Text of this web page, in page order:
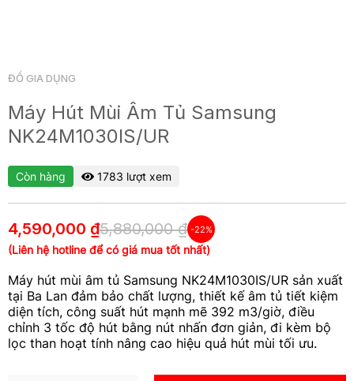
ĐỒ GIA DỤNG
Máy Hút Mùi Âm Tủ Samsung
NK24M1030IS/UR
Còn hàng 1783 lượt xem
4,590,000 ₫5,880,000 ₫ -22%
(Liên hệ hotline để có giá mua tốt nhất)
Máy hút mùi âm tủ Samsung NK24M1030IS/UR sản xuất
tại Ba Lan đảm bảo chất lượng, thiết kế âm tủ tiết kiệm
diện tích, công suất hút mạnh mẽ 392 m3/giờ, điều
chỉnh 3 tốc độ hút bằng nút nhấn đơn giản, đi kèm bộ
lọc than hoạt tính nâng cao hiệu quả hút mùi tối ưu.